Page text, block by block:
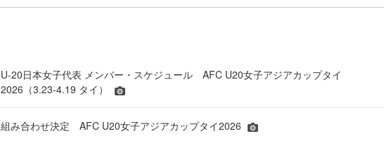
U-20日本女子代表 メンバー・スケジュール AFC U20女子アジアカップタイ
2026（3.23-4.19 タイ）
組み合わせ決定 AFC U20女子アジアカップタイ2026